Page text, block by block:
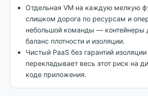
Отдельная VM на каждую мелкую
слишком дорога по ресурсам и
небольшой команды — контейнеры
баланс плотности и изоляции.
Чистый PaaS без гарантий изоляции
перекладывает весь этот риск на
коде приложения.